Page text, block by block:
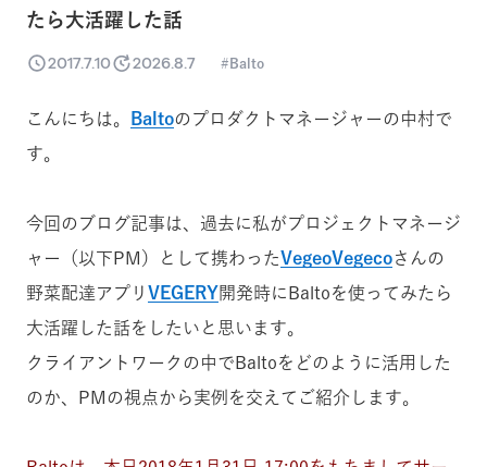
たら大活躍した話
2017.7.10 2026.8.7 Balto
こんにちは。 Baltoのプロダクトマネージャーの中村で
す。
今回のブログ記事は、過去に私がプロジェクトマネージ
ャー（以下PM）として携わったVegeoVegecoさんの
野菜配達アプリ VEGERY開発時にBaltoを使ってみたら
大活躍した話をしたいと思います。
クライアントワークの中でBaltoをどのように活用した
のか、PMの視点から実例を交えてご紹介します。